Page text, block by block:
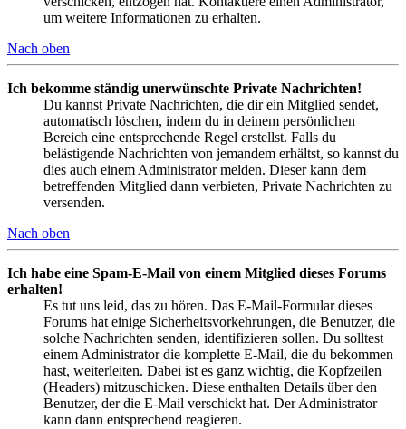
um weitere Informationen zu erhalten.
Nach oben
Ich bekomme ständig unerwünschte Private Nachrichten!
Du kannst Private Nachrichten, die dir ein Mitglied sendet,
automatisch löschen, indem du in deinem persönlichen
Bereich eine entsprechende Regel erstellst. Falls du
belästigende Nachrichten von jemandem erhältst, so kannst du
dies auch einem Administrator melden. Dieser kann dem
betreffenden Mitglied dann verbieten, Private Nachrichten zu
versenden.
Nach oben
Ich habe eine Spam-E-Mail von einem Mitglied dieses Forums
erhalten!
Es tut uns leid, das zu hören. Das E-Mail-Formular dieses
Forums hat einige Sicherheitsvorkehrungen, die Benutzer, die
solche Nachrichten senden, identifizieren sollen. Du solltest
einem Administrator die komplette E-Mail, die du bekommen
hast, weiterleiten. Dabei ist es ganz wichtig, die Kopfzeilen
(Headers) mitzuschicken. Diese enthalten Details über den
Benutzer, der die E-Mail verschickt hat. Der Administrator
kann dann entsprechend reagieren.